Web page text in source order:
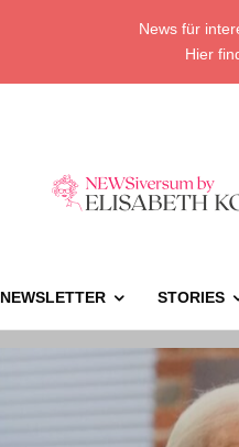
News für
Hier
NEWSLETTER STORIES